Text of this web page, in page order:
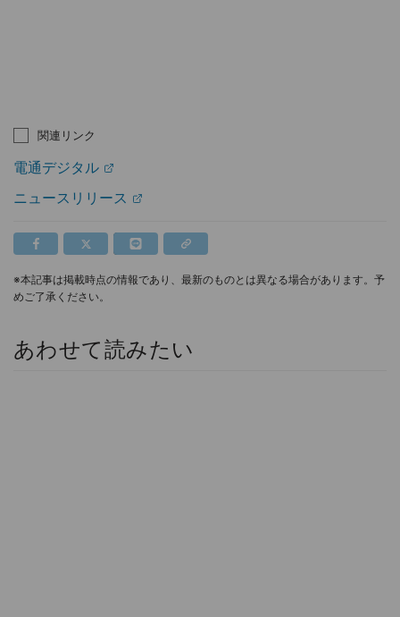
関連リンク
電通デジタル
ニュースリリース
※本記事は掲載時点の情報であり、最新のものとは異なる場合があります。予
めご了承ください。
あわせて読みたい